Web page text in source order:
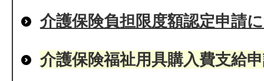
介護保険負担限度額認定申請
介護保険福祉用具購入費支給